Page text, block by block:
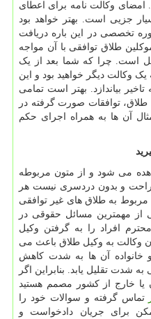
وکالت نامه برای اعطای
جزیی است. بهتر خواهد بود
تخصصی در این باره دریافت
طلاق توافقی با آن مواجه
است. چرا که شما بعد از یک
یک وکالت دیگر خواهید بود و این
بیاندازد. بهتر است تمامی
توافقات صورت گرفته در
آن ها به همراه اجرای حکم
می شود و از متون مربوطه
و بدون دردسری نیست هر
مربوط به طلاق های غیر توافقی
از مهمترین مسائل حقوقی در
افراد را به گرفتن وکیل
وکالت به وکیل طلاق باعث می
آن ها به شدت کاهش
شدت تقلیل یابد. بنابراین اگر
یا خارج از کشور مصمم هستید
تماس گرفته و سوالات خود را
برای جریان دادخواست و